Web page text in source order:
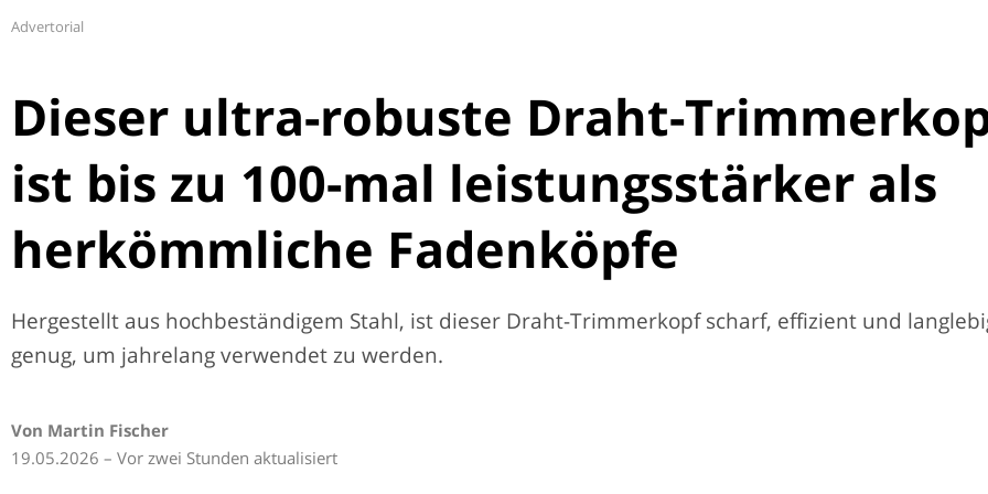
Advertorial
Dieser ultra-robuste Draht-
ist bis zu 100-mal leistungsstärker als
herkömmliche Fadenköpfe
Hergestellt aus hochbeständigem Stahl, ist dieser Draht-Trimmerkopf scharf, effizient und
genug, um jahrelang verwendet zu werden.
Von Martin Fischer
19.05.2026 – Vor zwei Stunden aktualisiert